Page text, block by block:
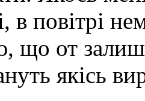
в повітрі
що от
якісь